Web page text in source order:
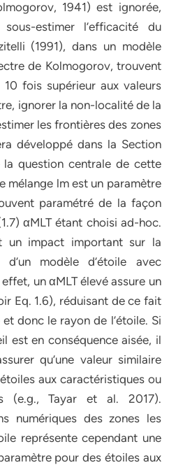
1941) est ignorée,
estimer l’efficacité du
(1991), dans un modèle
de Kolmogorov, trouvent
fois supérieur aux valeurs
ignorer la non-localité de la
les frontières des zones
développé dans la Section
la question centrale de cette
mélange lm est un paramètre
paramétré de la façon
αMLT étant choisi ad-hoc.
un impact important sur la
modèle d’étoile avec
un αMLT élevé assure un
Eq. 1.6), réduisant de ce fait
et donc le rayon de l’étoile. Si
est en conséquence aisée, il
qu’une valeur similaire
aux caractéristiques ou
(e.g., Tayar et al. 2017).
numériques des zones les
représente cependant une
pour des étoiles aux